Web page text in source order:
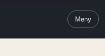
Meny